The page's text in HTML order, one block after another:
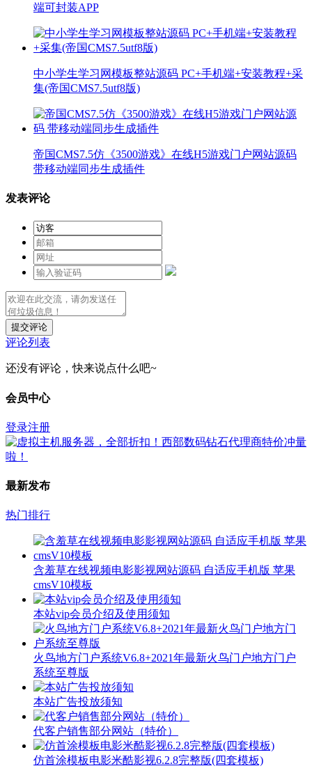
端可封装APP
中小学生学习网模板整站源码 PC+手机端+安装教程+采
集(帝国CMS7.5utf8版)
帝国CMS7.5仿《3500游戏》在线H5游戏门户网站源码
带移动端同步生成插件
发表评论
提交评论
评论列表
还没有评论，快来说点什么吧~
会员中心
登录注册
最新发布
热门排行
含羞草在线视频电影影视网站源码 自适应手机版 苹果
cmsV10模板
本站vip会员介绍及使用须知
火鸟地方门户系统V6.8+2021年最新火鸟门户地方门户
系统至尊版
本站广告投放须知
代客户销售部分网站（特价）
仿首涂模板电影米酷影视6.2.8完整版(四套模板)